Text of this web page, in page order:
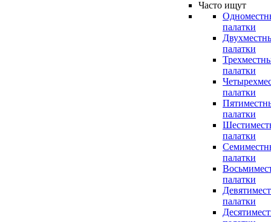
Часто ищут
палатки
палатки
палатки
палатки
палатки
палатки
палатки
палатки
палатки